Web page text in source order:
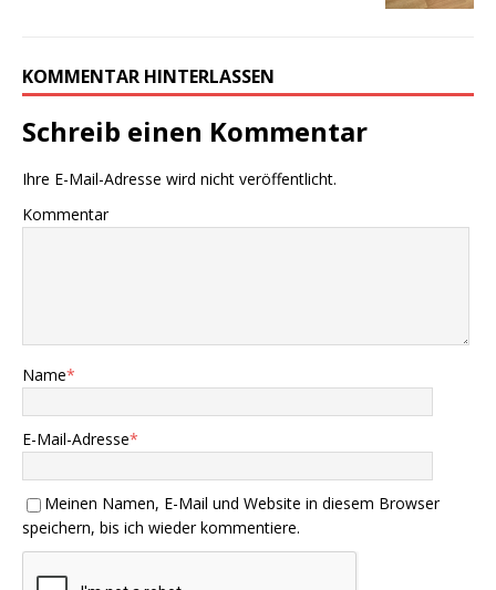
KOMMENTAR HINTERLASSEN
Schreib einen Kommentar
Ihre E-Mail-Adresse wird nicht veröffentlicht.
Kommentar
Name*
E-Mail-Adresse*
Meinen Namen, E-Mail und Website in diesem Browser
speichern, bis ich wieder kommentiere.